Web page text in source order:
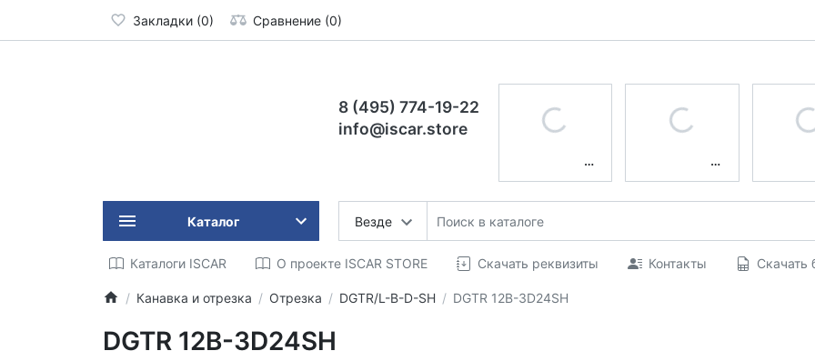
Закладки (0) Сравнение (0)
8 (495) 774-19-22
info@iscar.store
Везде
Каталог
Каталоги ISCAR О проекте ISCAR STORE Скачать реквизиты Контакты Скачать
Канавка и отрезка Отрезка DGTR/L-B-D-SH DGTR 12B-3D24SH
DGTR 12B-3D24SH